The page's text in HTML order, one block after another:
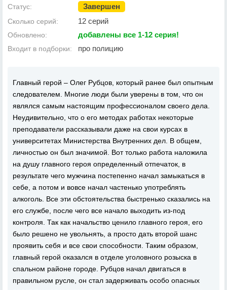
Статус: Завершен
Сколько серий: 12 серий
Обновлено: добавлены все 1-12 серия!
Входит в подборки: про полицию
Главный герой – Олег Рубцов, который ранее был опытным
следователем. Многие люди были уверены в том, что он
являлся самым настоящим профессионалом своего дела.
Неудивительно, что о его методах работах некоторые
преподаватели рассказывали даже на свои курсах в
университетах Министерства Внутренних дел. В общем,
личностью он был значимой. Вот только работа наложила
на душу главного героя определенный отпечаток, в
результате чего мужчина постепенно начал замыкаться в
себе, а потом и вовсе начал частенько употреблять
алкоголь. Все эти обстоятельства быстренько сказались на
его службе, после чего все начало выходить из-под
контроля. Так как начальство ценило главного героя, его
было решено не увольнять, а просто дать второй шанс
проявить себя и все свои способности. Таким образом,
главный герой оказался в отделе уголовного розыска в
спальном районе городе. Рубцов начал двигаться в
правильном русле, он стал задерживать особо опасных